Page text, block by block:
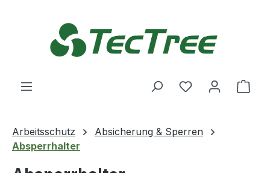
Du hast 0
Arbeitsschutz
Absicherung & Sperren
Absperrhalter